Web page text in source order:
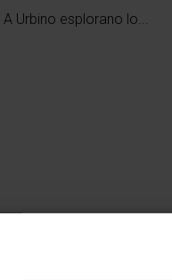
Urbino esplorano lo...